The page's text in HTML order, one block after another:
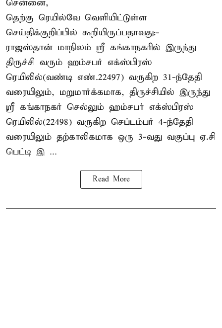
சென்னை,
தெற்கு ரெயில்வே வெளியிட்டுள்ள
செய்திக்குறிப்பில் கூறியிருப்பதாவது:-
ராஜஸ்தான் மாநிலம் ஸ்ரீ கங்காநகரில் இருந்து
திருச்சி வரும் ஹம்சபர் எக்ஸ்பிரஸ்
ரெயிலில்(வண்டி எண்.22497) வருகிற 31-ந்தேதி
வரையிலும், மறுமார்க்கமாக, திருச்சியில் இருந்து
ஸ்ரீ கங்காநகர் செல்லும் ஹம்சபர் எக்ஸ்பிரஸ்
ரெயிலில்(22498) வருகிற செப்டம்பர் 4-ந்தேதி
வரையிலும் தற்காலிகமாக ஒரு 3-வது வகுப்பு ஏ.சி
பெட்டி இ ...
Read More